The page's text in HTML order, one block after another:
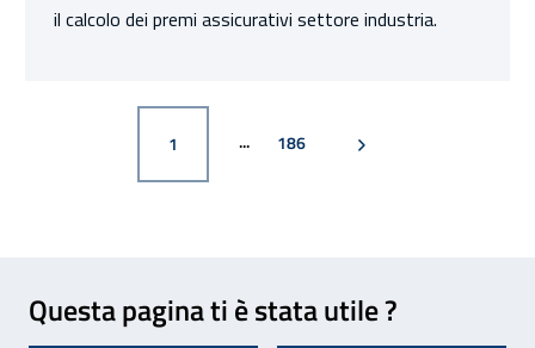
il calcolo dei premi assicurativi settore industria.
PAGINA
1 PAGINA
186 PAGINA SUCCESSIVA
Questa pagina ti è stata utile ?